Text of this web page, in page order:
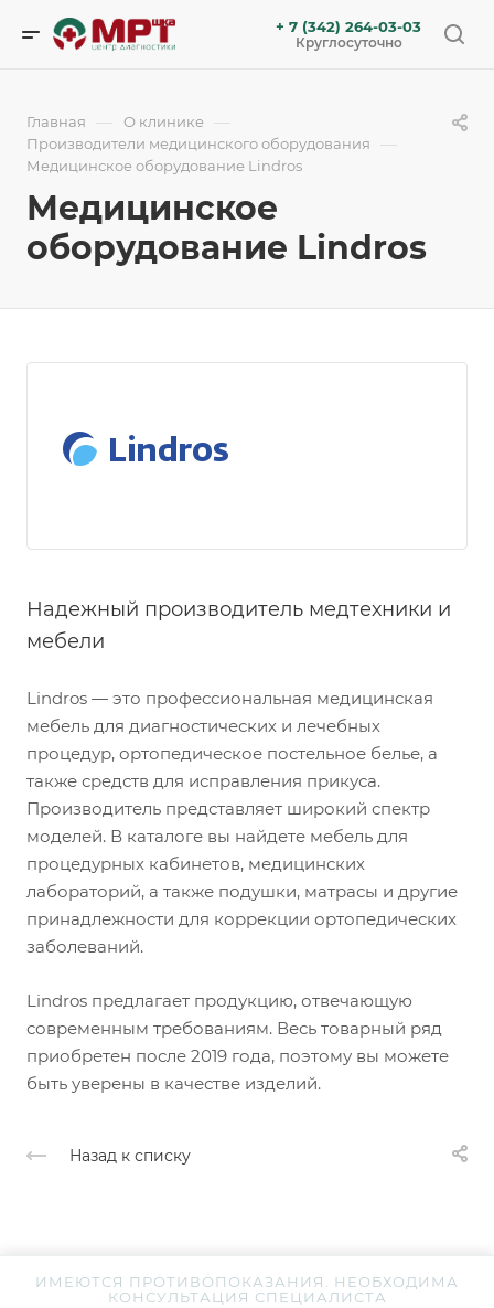
+ 7 (342) 264-03-03
Круглосуточно
Главная — О клинике —
Производители медицинского оборудования —
Медицинское оборудование Lindros
Медицинское
оборудование Lindros
Надежный производитель медтехники и
мебели
Lindros — это профессиональная медицинская
мебель для диагностических и лечебных
процедур, ортопедическое постельное белье, а
также средств для исправления прикуса.
Производитель представляет широкий спектр
моделей. В каталоге вы найдете мебель для
процедурных кабинетов, медицинских
лабораторий, а также подушки, матрасы и другие
принадлежности для коррекции ортопедических
заболеваний.
Lindros предлагает продукцию, отвечающую
современным требованиям. Весь товарный ряд
приобретен после 2019 года, поэтому вы можете
быть уверены в качестве изделий.
Назад к списку
ИМЕЮТСЯ ПРОТИВОПОКАЗАНИЯ. НЕОБХОДИМА
КОНСУЛЬТАЦИЯ СПЕЦИАЛИСТА